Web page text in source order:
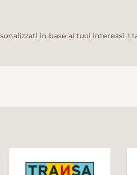
in base ai tuoi interessi. I